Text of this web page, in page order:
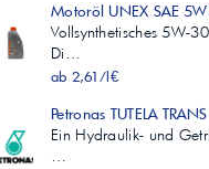
Motoröl UNEX SAE
Vollsynthetisches 5W-
Di…
ab 2,61/l€
Petronas TUTELA
Ein Hydraulik- und
…